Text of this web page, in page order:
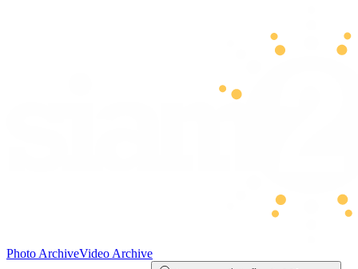
Photo ArchiveVideo Archive